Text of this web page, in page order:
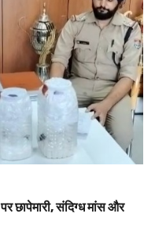
छापेमारी, संदिग्ध मांस और